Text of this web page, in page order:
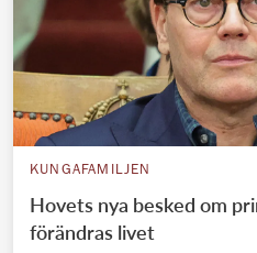
KUNGAFAMILJEN
Hovets nya besked om
förändras livet